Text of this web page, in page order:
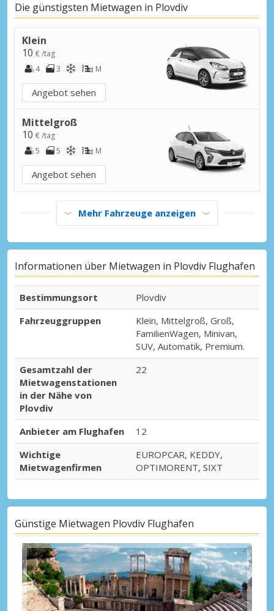
Die günstigsten Mietwagen in Plovdiv
Klein
10 € /tag
4
3 M
Angebot sehen
Mittelgroß
10 € /tag
5
5 M
Angebot sehen
Mehr Fahrzeuge anzeigen
Informationen über Mietwagen in Plovdiv Flughafen
Bestimmungsort
Plovdiv
Fahrzeuggruppen
Klein, Mittelgroß, Groß,
FamilienWagen, Minivan,
SUV, Automatik, Premium.
Gesamtzahl der
Mietwagenstationen
in der Nähe von
Plovdiv
22
Anbieter am Flughafen
12
Wichtige
Mietwagenfirmen
EUROPCAR, KEDDY,
OPTIMORENT, SIXT
Günstige Mietwagen Plovdiv Flughafen